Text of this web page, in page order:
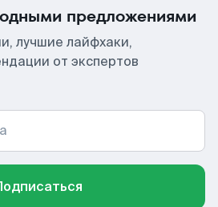
предложениями
лучшие лайфхаки,
от экспертов